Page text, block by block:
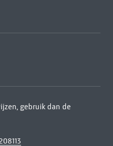
gebruik dan de